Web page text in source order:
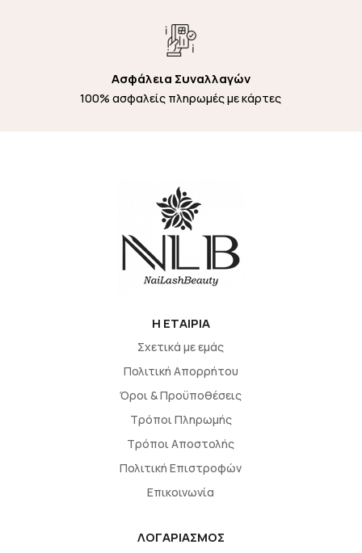
Ασφάλεια Συναλλαγών
100% ασφαλείς πληρωμές με κάρτες
H EΤΑΙΡΙΑ
Σχετικά με εμάς
Πολιτική Απορρήτου
Όροι & Προϋποθέσεις
Τρόποι Πληρωμής
Τρόποι Αποστολής
Πολιτική Επιστροφών
Επικοινωνία
ΛΟΓΑΡΙΑΣΜΟΣ